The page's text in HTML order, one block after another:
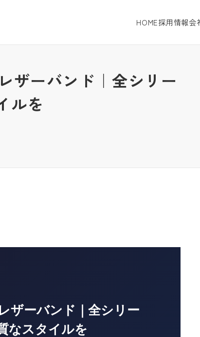
HOME採用情報会
ザーバンド｜全シリー
ルを
ザーバンド｜全シリー
なスタイルを